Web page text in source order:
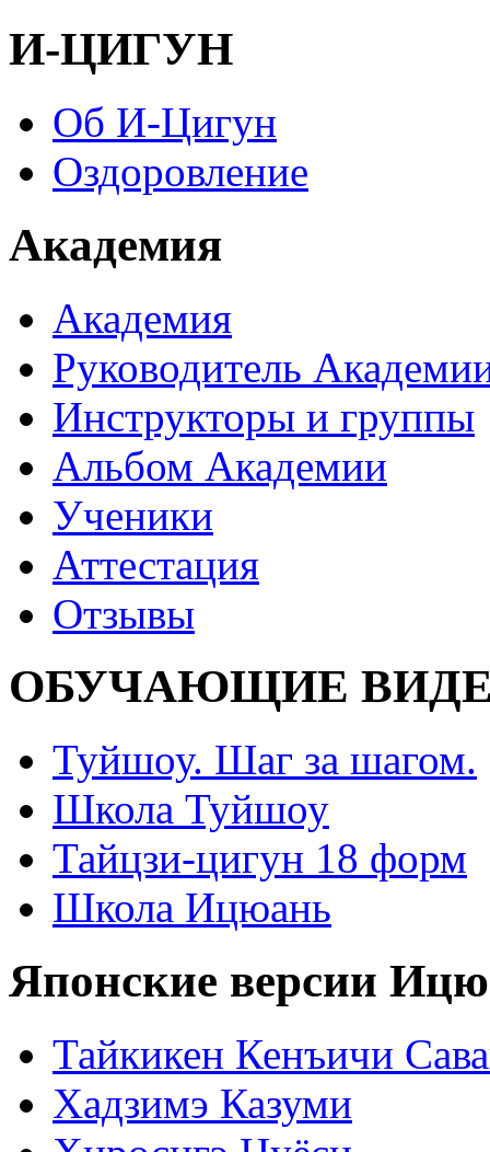
И-ЦИГУН
Об И-Цигун
Оздоровление
Академия
Академия
Руководитель
Инструкторы и группы
Альбом Академии
Ученики
Аттестация
Отзывы
ОБУЧАЮЩИЕ
Туйшоу. Шаг за шагом.
Школа Туйшоу
Тайцзи-цигун 18 форм
Школа Ицюань
Японские версии
Тайкикен Кенъичи
Хадзимэ Казуми